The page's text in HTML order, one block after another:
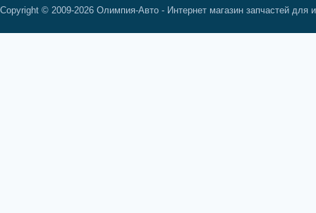
Copyright © 2009-2026 Олимпия-Авто - Интернет магазин запчастей для